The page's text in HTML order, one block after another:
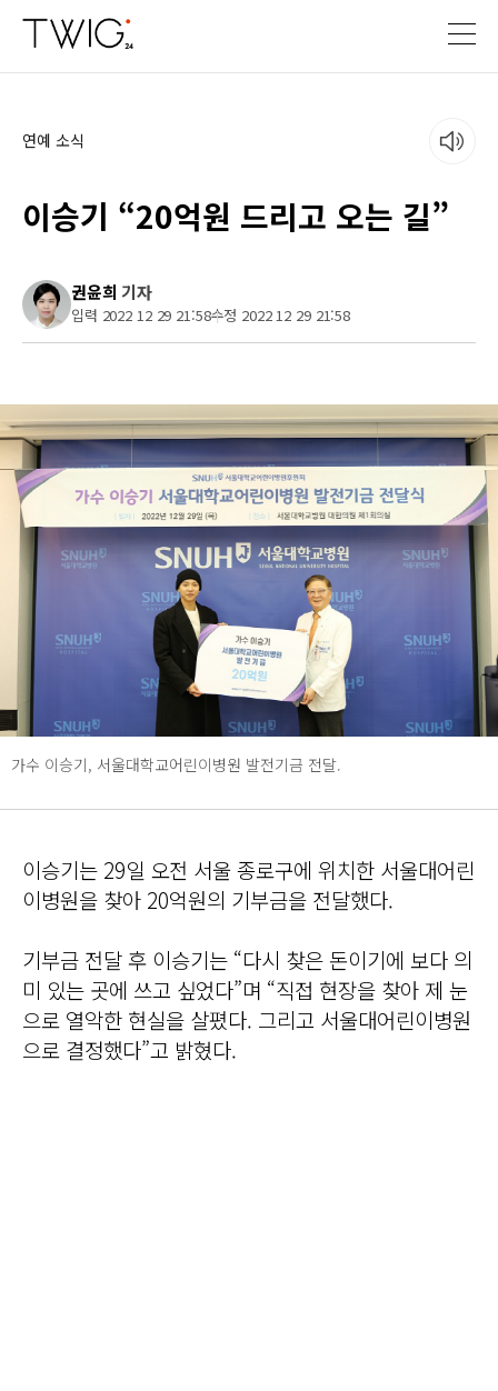
연예 소식
이승기 “20억원 드리고 오는 길”
권윤희 기자
입력 2022 12 29 21:58수정 2022 12 29 21:58
가수 이승기, 서울대학교어린이병원 발전기금 전달.
이승기는 29일 오전 서울 종로구에 위치한 서울대어린
이병원을 찾아 20억원의 기부금을 전달했다.
기부금 전달 후 이승기는 “다시 찾은 돈이기에 보다 의
미 있는 곳에 쓰고 싶었다”며 “직접 현장을 찾아 제 눈
으로 열악한 현실을 살폈다. 그리고 서울대어린이병원
으로 결정했다”고 밝혔다.